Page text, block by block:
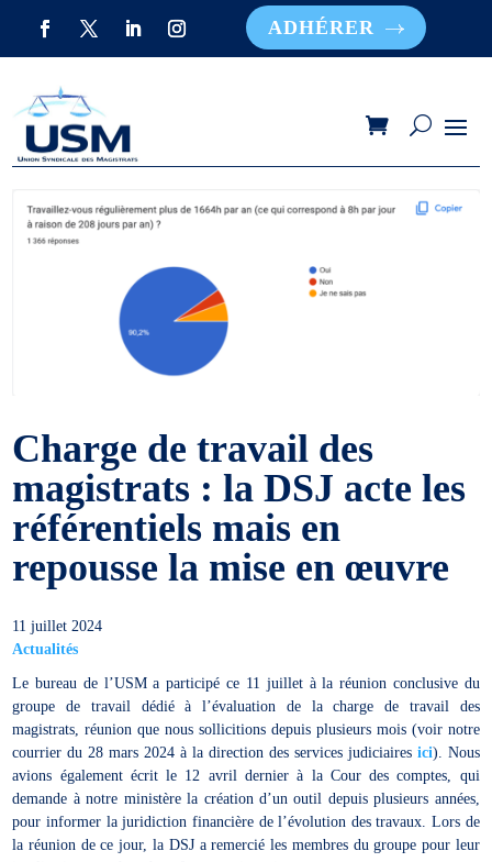
ADHÉRER
Charge de travail des
magistrats : la DSJ acte les
référentiels mais en
repousse la mise en œuvre
11 juillet 2024
Actualités
Le bureau de l’USM a participé ce 11 juillet à la réunion conclusive du
groupe de travail dédié à l’évaluation de la charge de travail des
magistrats, réunion que nous sollicitions depuis plusieurs mois (voir notre
courrier du 28 mars 2024 à la direction des services judiciaires ici). Nous
avions également écrit le 12 avril dernier à la Cour des comptes, qui
demande à notre ministère la création d’un outil depuis plusieurs années,
pour informer la juridiction financière de l’évolution des travaux. Lors de
la réunion de ce jour, la DSJ a remercié les membres du groupe pour leur